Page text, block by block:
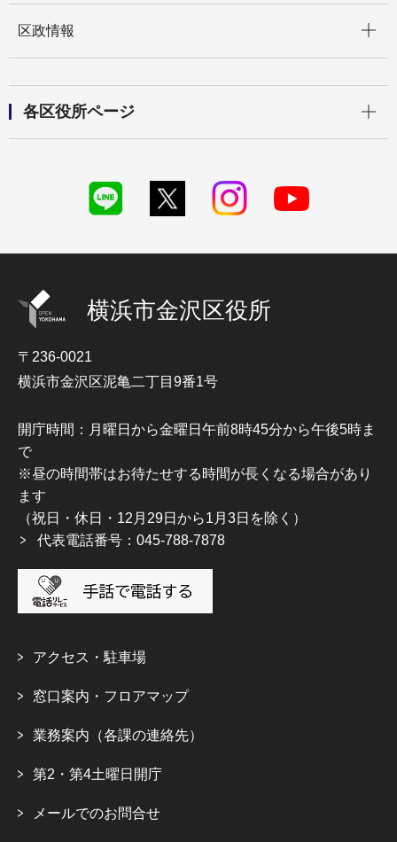
区政情報
各区役所ページ
横浜市金沢区役所
〒236-0021
横浜市金沢区泥亀二丁目9番1号
開庁時間：月曜日から金曜日午前8時45分から午後5時ま
で
※昼の時間帯はお待たせする時間が長くなる場合があり
ます
（祝日・休日・12月29日から1月3日を除く）
代表電話番号：045-788-7878
アクセス・駐車場
窓口案内・フロアマップ
業務案内（各課の連絡先）
第2・第4土曜日開庁
メールでのお問合せ